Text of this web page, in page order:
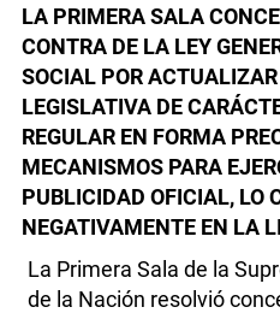
LA PRIMERA SALA
CONTRA DE LA LEY
SOCIAL POR
LEGISLATIVA DE
REGULAR EN FORMA
MECANISMOS PARA
PUBLICIDAD OFICIAL, LO
NEGATIVAMENTE EN LA
La Primera Sala de la
de la Nación resolvió